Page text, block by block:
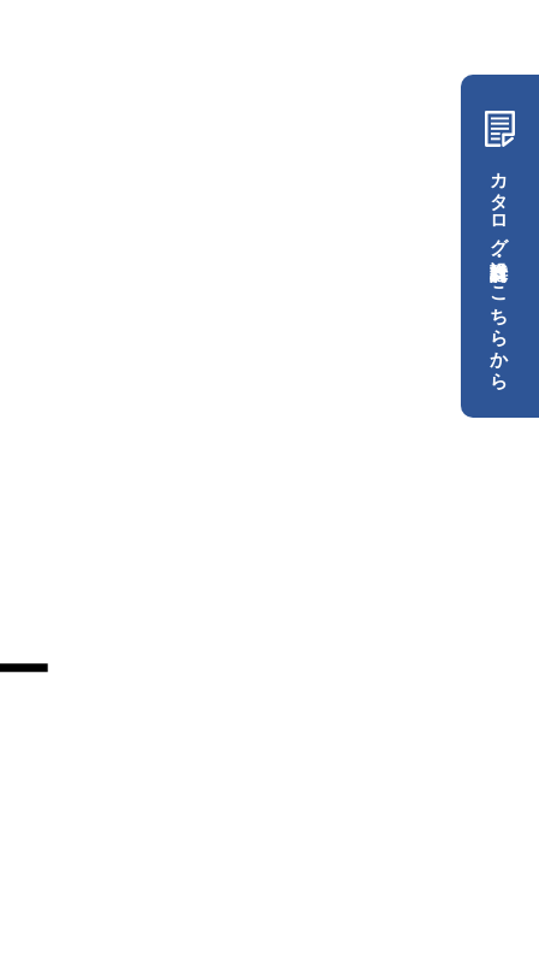
カタログ・設計資料はこちらから